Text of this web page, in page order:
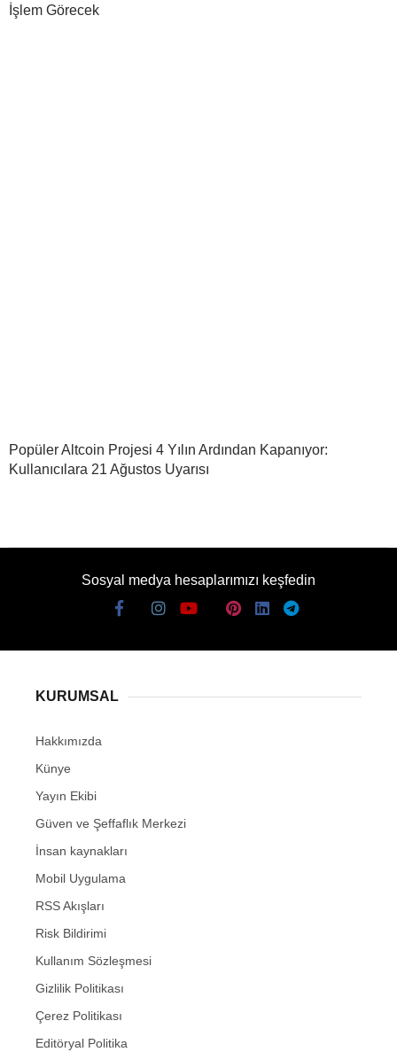
İşlem Görecek
Popüler Altcoin Projesi 4 Yılın Ardından Kapanıyor:
Kullanıcılara 21 Ağustos Uyarısı
Sosyal medya hesaplarımızı keşfedin
KURUMSAL
Hakkımızda
Künye
Yayın Ekibi
Güven ve Şeffaflık Merkezi
İnsan kaynakları
Mobil Uygulama
RSS Akışları
Risk Bildirimi
Kullanım Sözleşmesi
Gizlilik Politikası
Çerez Politikası
Editöryal Politika